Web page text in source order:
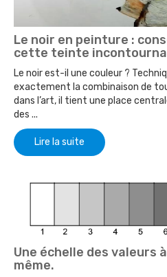
Le noir en peinture :
cette teinte
Le noir est-il une couleur ?
exactement la combinaison de
dans l’art, il tient une place
des ...
Lire la suite
Une échelle des valeurs
même.